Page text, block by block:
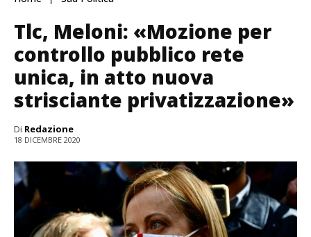
Tlc, Meloni: «Mozione per
controllo pubblico rete
unica, in atto nuova
strisciante privatizzazione»
Di Redazione
18 DICEMBRE 2020